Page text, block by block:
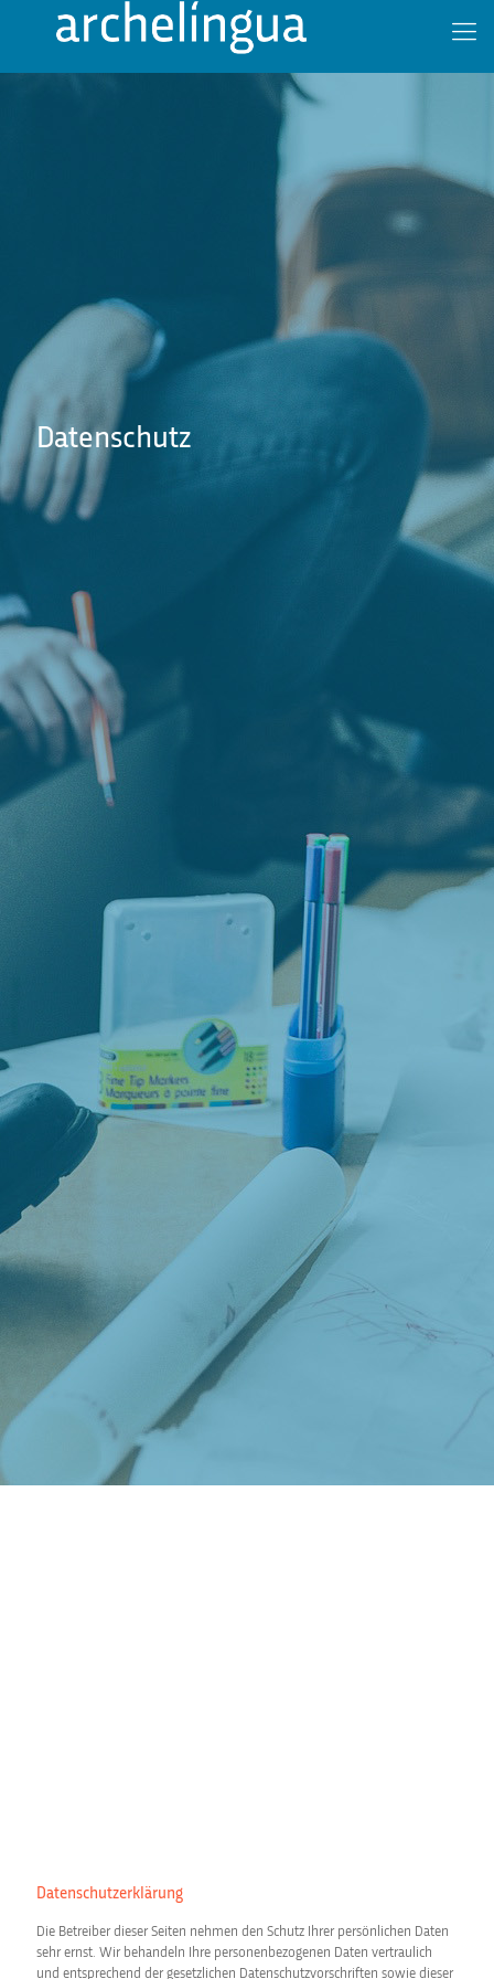
Datenschutz
Datenschutzerklärung
Die Betreiber dieser Seiten nehmen den Schutz Ihrer persönlichen Daten
sehr ernst. Wir behandeln Ihre personenbezogenen Daten vertraulich
und entsprechend der gesetzlichen Datenschutzvorschriften sowie dieser